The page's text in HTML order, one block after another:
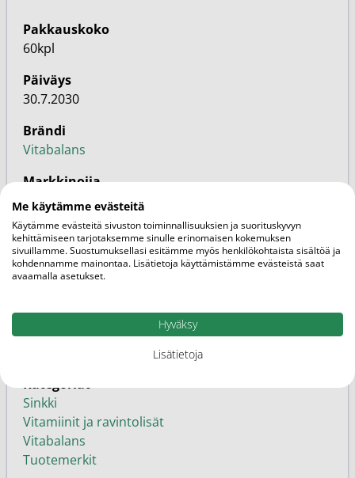
Pakkauskoko
60kpl
Päiväys
30.7.2030
Brändi
Vitabalans
Markkinoija
Vitabalans
SKU
9278552
EAN
Perhe
Kategoriat
Sinkki
Vitamiinit ja ravintolisät
Vitabalans
Tuotemerkit
Me käytämme evästeitä
Käytämme evästeitä sivuston toiminnallisuuksien ja suorituskyvyn
kehittämiseen tarjotaksemme sinulle erinomaisen kokemuksen
sivuillamme. Suostumuksellasi esitämme myös henkilökohtaista sisältöä ja
kohdennamme mainontaa. Lisätietoja käyttämistämme evästeistä saat
avaamalla asetukset.
Hyväksy
Lisätietoja